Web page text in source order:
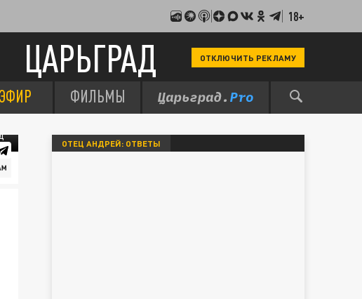
18+
ЦАРЬГРАД ОТКЛЮЧИТЬ РЕКЛАМУ
ЭФИР ФИЛЬМЫ
ОТЕЦ АНДРЕЙ: ОТВЕТЫ